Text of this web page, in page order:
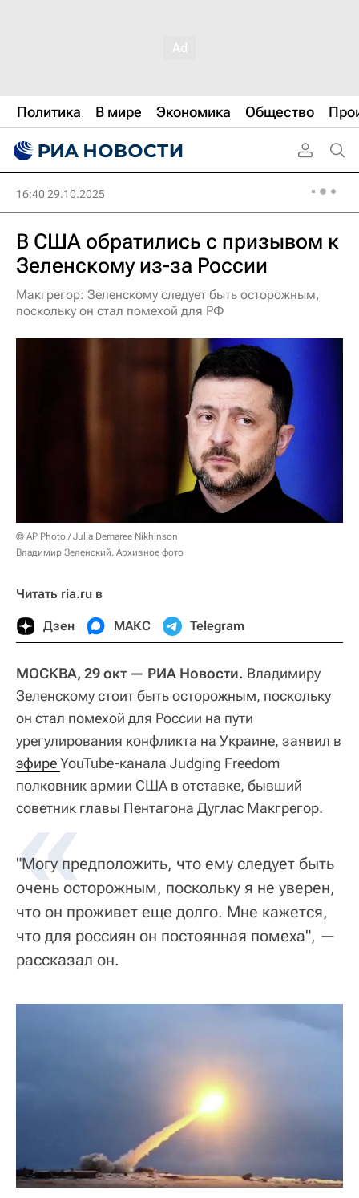
Политика В мире Экономика Общество
16:40 29.10.2025
В США обратились с призывом к
Зеленскому из-за России
Макгрегор: Зеленскому следует быть осторожным,
поскольку он стал помехой для РФ
© AP Photo / Julia Demaree Nikhinson
Владимир Зеленский. Архивное фото
Читать ria.ru в
Дзен МАКС Telegram
МОСКВА, 29 окт — РИА Новости. Владимиру
Зеленскому стоит быть осторожным, поскольку
он стал помехой для России на пути
урегулирования конфликта на Украине, заявил в
эфире YouTube-канала Judging Freedom
полковник армии США в отставке, бывший
советник главы Пентагона Дуглас Макгрегор.
«
"Могу предположить, что ему следует быть
очень осторожным, поскольку я не уверен,
что он проживет еще долго. Мне кажется,
что для россиян он постоянная помеха", —
рассказал он.